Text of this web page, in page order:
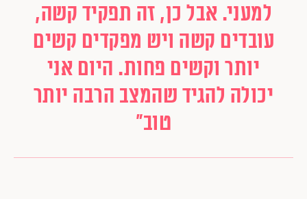
למעני. אבל כן, זה תפקיד קשה,
עובדים קשה ויש מפקדים קשים
יותר וקשים פחות. היום אני
יכולה להגיד שהמצב הרבה יותר
טוב"